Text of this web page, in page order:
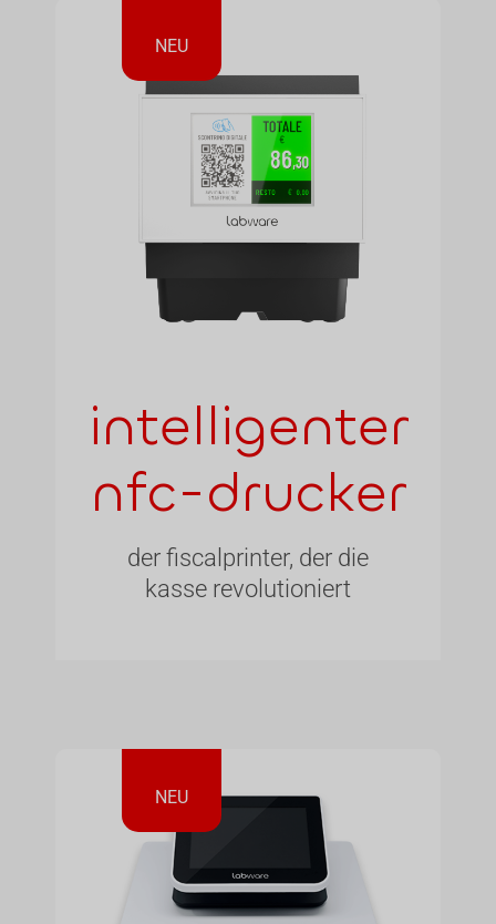
NEU
intelligenter
nfc-drucker
der fiscalprinter, der die
kasse revolutioniert
NEU